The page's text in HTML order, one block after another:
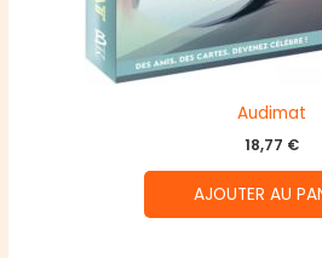
Audimat
18,77 €
AJOUTER AU